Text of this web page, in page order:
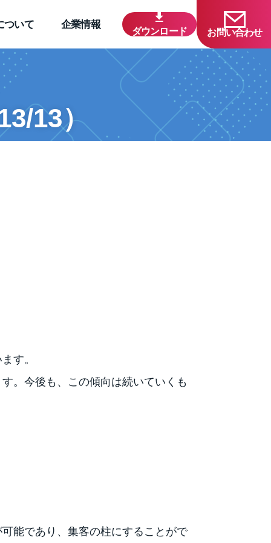
ついて 企業情報
ダウンロード お問い合わせ
13）
す。
。今後も、この傾向は続いていくも
能であり、集客の柱にすることがで